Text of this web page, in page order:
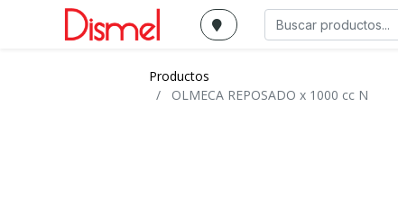
Productos
OLMECA REPOSADO x 1000 cc N